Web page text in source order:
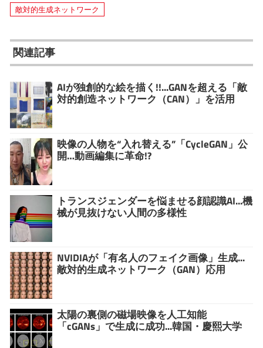
敵対的生成ネットワーク
関連記事
AIが独創的な絵を描く!!...GANを超える「敵
対的創造ネットワーク（CAN）」を活用
映像の人物を“入れ替える”「CycleGAN」公
開…動画編集に革命!?
トランスジェンダーを悩ませる顔認識AI...機
械が見抜けない人間の多様性
NVIDIAが「有名人のフェイク画像」生成...
敵対的生成ネットワーク（GAN）応用
太陽の裏側の磁場映像を人工知能
「cGANs」で生成に成功...韓国・慶熙大学